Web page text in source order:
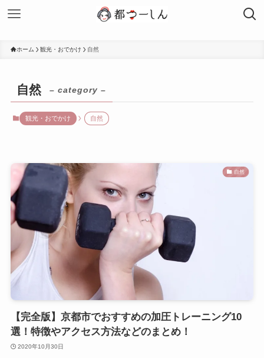
ホーム 観光・おでかけ 自然
自然 – category –
観光・おでかけ 自然
自然
【完全版】京都市でおすすめの加圧トレーニング10
選！特徴やアクセス方法などのまとめ！
2020年10月30日